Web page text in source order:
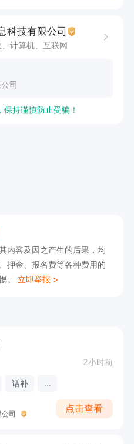
科技有限公司
计算机、互联网
司
持谨慎防止受骗！
内容及因之产生的后果，均
押金、报名费等各种费用的
。 立即举报 >
2小时前
话补 ...
司
点击查看